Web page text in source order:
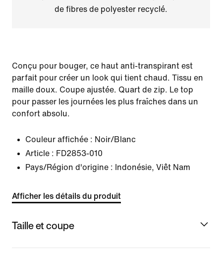
de fibres de polyester recyclé.
Conçu pour bouger, ce haut anti-transpirant est
parfait pour créer un look qui tient chaud. Tissu en
maille doux. Coupe ajustée. Quart de zip. Le top
pour passer les journées les plus fraîches dans un
confort absolu.
Couleur affichée : Noir/Blanc
Article : FD2853-010
Pays/Région d'origine : Indonésie, Viêt Nam
Afficher les détails du produit
Taille et coupe